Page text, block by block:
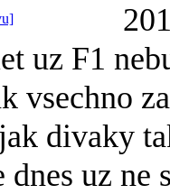
uz F1
vsechno
divaky
uz ne